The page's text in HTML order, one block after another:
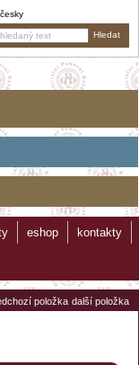
česky
eshop kontakty
položka další položka